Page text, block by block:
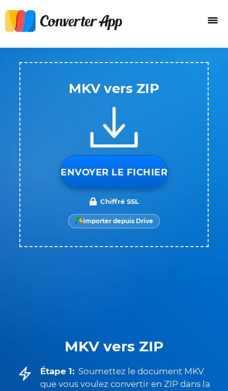
MKV vers ZIP
Étape 1: Soumettez le document MKV
que vous voulez convertir en ZIP dans la
MKV vers ZIP
ENVOYER LE FICHIER
Chiffré SSL
Importer depuis Drive